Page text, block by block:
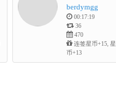
berdymgg
00:17:19
36
470
连签星币+15, 星
币+13